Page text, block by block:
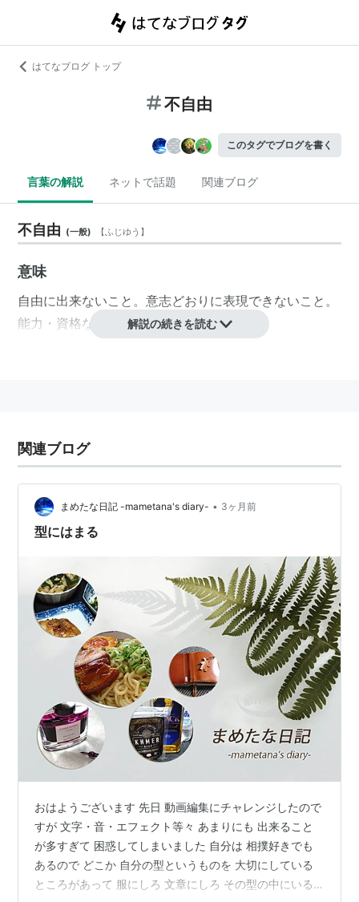
はてなブログ トップ
不自由
このタグでブログを書く
言葉の解説 ネットで話題 関連ブログ
不自由 (一般) 【ふじゆう 】
意味
自由に出来ないこと。意志どおりに表現できないこと。
能力・資格などが不足すること。
非自由 、反自由
解説の続きを読む
関連ブログ
まめたな日記 -mametana's diary- • 3ヶ月前
型にはまる
おはようございます 先日 動画編集にチャレンジしたので
すが 文字・音・エフェクト等々 あまりにも 出来ること
が多すぎて 困惑してしまいました 自分は 相撲好きでも
あるので どこか 自分の型というものを 大切にしている
ところがあって 服にしろ 文章にしろ その型の中にいる